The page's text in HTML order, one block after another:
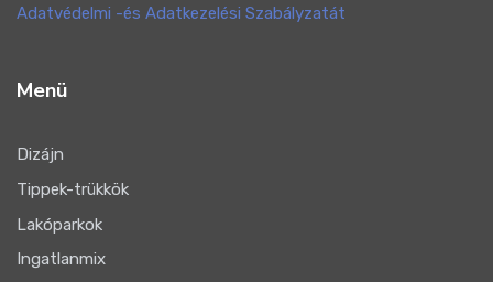
Adatvédelmi -és Adatkezelési Szabályzatát
Menü
Dizájn
Tippek-trükkök
Lakóparkok
Ingatlanmix